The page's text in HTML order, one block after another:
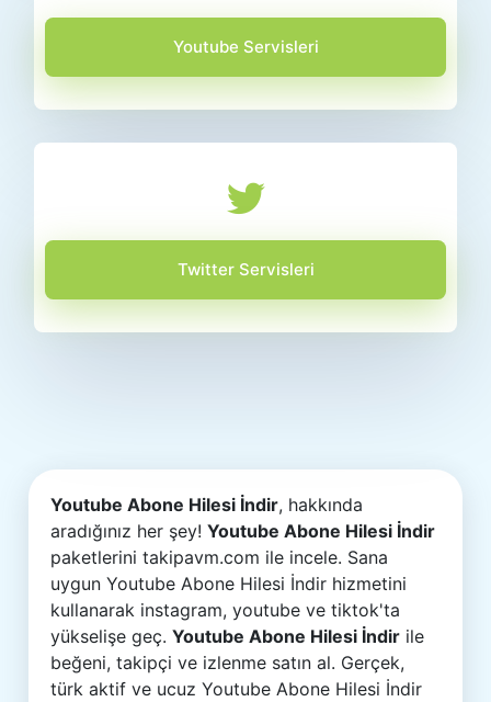
Youtube Servisleri
Twitter Servisleri
Youtube Abone Hilesi İndir, hakkında
aradığınız her şey!Youtube Abone Hilesi İndir
paketlerini takipavm.com ile incele. Sana
uygun Youtube Abone Hilesi İndir hizmetini
kullanarak instagram, youtube ve tiktok'ta
yükselişe geç.Youtube Abone Hilesi İndir ile
beğeni, takipçi ve izlenme satın al. Gerçek,
türk aktif ve ucuz Youtube Abone Hilesi İndir